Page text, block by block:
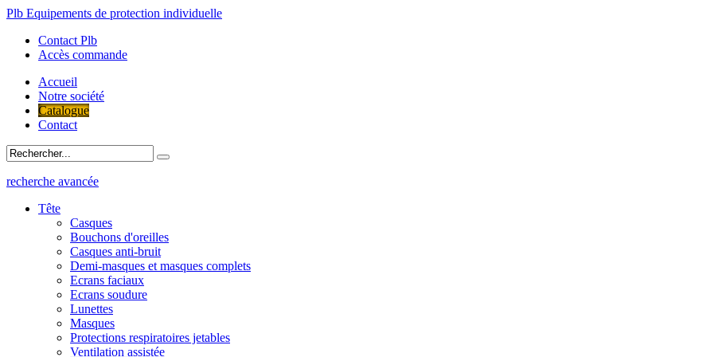
Plb Equipements de protection individuelle
Contact Plb
Accès commande
Accueil
Notre société
Catalogue
Contact
recherche avancée
Tête
Casques
Bouchons d'oreilles
Casques anti-bruit
Demi-masques et masques complets
Ecrans faciaux
Ecrans soudure
Lunettes
Masques
Protections respiratoires jetables
Ventilation assistée